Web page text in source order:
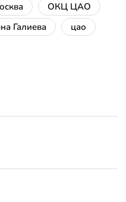
ОКЦ ЦАО
Галиева цао